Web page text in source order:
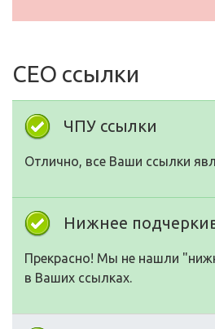
СЕО ссылки
ЧПУ ссылки
Отлично, все Ваши ссылки
Нижнее
Прекрасно! Мы не нашли
в Ваших ссылках.